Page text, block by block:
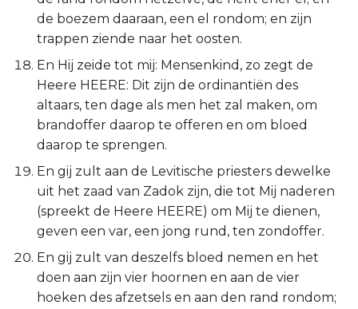
de boezem daaraan, een el rondom; en zijn
trappen ziende naar het oosten.
En Hij zeide tot mij: Mensenkind, zo zegt de
Heere HEERE: Dit zijn de ordinantiën des
altaars, ten dage als men het zal maken, om
brandoffer daarop te offeren en om bloed
daarop te sprengen.
En gij zult aan de Levitische priesters dewelke
uit het zaad van Zadok zijn, die tot Mij naderen
(spreekt de Heere HEERE) om Mij te dienen,
geven een var, een jong rund, ten zondoffer.
En gij zult van deszelfs bloed nemen en het
doen aan zijn vier hoornen en aan de vier
hoeken des afzetsels en aan den rand rondom;